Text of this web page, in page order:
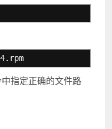
指定正确的文件路